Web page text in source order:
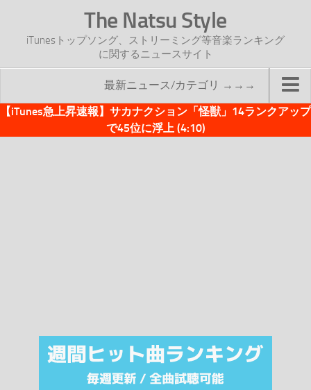
The Natsu Style
iTunesトップソング、ストリーミング等音楽ランキング
に関するニュースサイト
最新ニュース/カテゴリ →→→
TOP
注目カテゴリ
オリジナルiTunes週間トップソング
【iTunes急上昇速報】サカナクション「怪獣」14ランクアップ
で45位に浮上 (4:10)